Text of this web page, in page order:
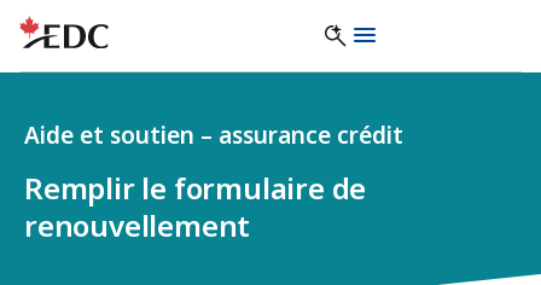
Remplir le formulaire de
renouvellement
Aide et soutien – assurance crédit